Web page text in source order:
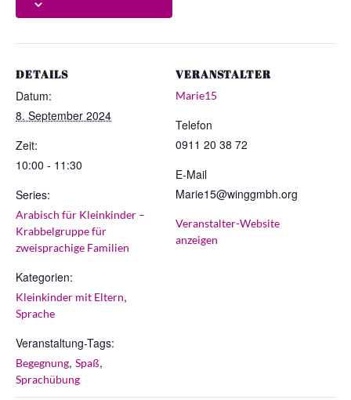
DETAILS
Datum:
8. September 2024
Zeit:
10:00 - 11:30
Series:
Arabisch für Kleinkinder –
Krabbelgruppe für
zweisprachige Familien
Kategorien:
Kleinkinder mit Eltern,
Sprache
Veranstaltung-Tags:
Begegnung, Spaß,
Sprachübung
VERANSTALTER
Marie15
Telefon
0911 20 38 72
E-Mail
Marie15@winggmbh.org
Veranstalter-Website
anzeigen